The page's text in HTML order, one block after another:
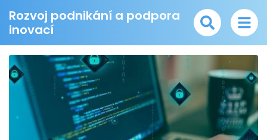
Rozvoj podnikání a podpora
inovací